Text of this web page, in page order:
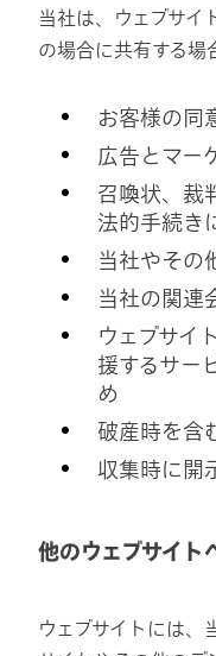
当社は、ウェブサイ
の場合に共有する場
お客様の同
広告とマー
召喚状、裁
法的手続き
当社やその
当社の関連
ウェブサイ
援するサー
め
破産時を含
収集時に開
他のウェブサイト
ウェブサイトには、